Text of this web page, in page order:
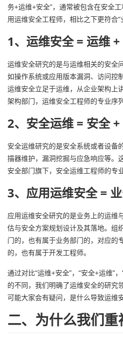
子
直
的
动
我
关
注
我
的
开
发
者
学
堂
我
的
程
我
认
证
的
实
我
的
我
的
Programs
我
的
支
持
的
技
支
我
的
声
务+运维+安全”，通常被包含在安全
用运维安全工程师，相比之下更符合“
1、运维安全 = 运维
运维安全研究的是与运维相关的安全
如操作系统或应用版本漏洞、访问控
运维安全立足于运维，从企业架构上
架构部门，运维安全工程师的专业序
2、安全运维 = 安全
安全运维研究的是安全系统或者设备
描器维护，漏洞挖掘与应急响应等。
安全部门旗下，安全运维工程师的专
3、应用运维安全 =
应用运维安全研究的是业务上的运维
估与安全方案规划设计及其落地。组
门的，也有属于业务部门的，对应的
的，也有属于开发工程师。
通过对比“运维+安全”，“安全+运维”
的不同，我们明确了运维安全的研究
可能大家会有疑问，是什么导致运维
二、为什么我们重